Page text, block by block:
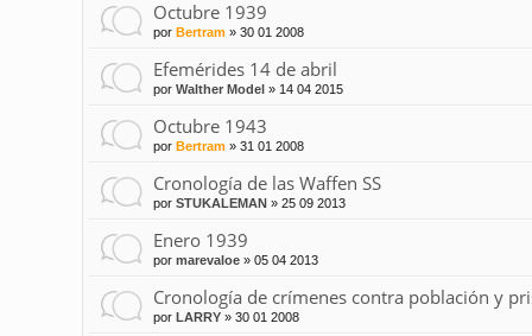
Octubre 1939
por Bertram» 30 01 2008
Efemérides 14 de abril
por Walther Model » 14 04 2015
Octubre 1943
por Bertram» 31 01 2008
Cronología de las Waffen SS
por STUKALEMAN » 25 09 2013
Enero 1939
por marevaloe» 05 04 2013
Cronología de crímenes contra población y
por LARRY» 30 01 2008